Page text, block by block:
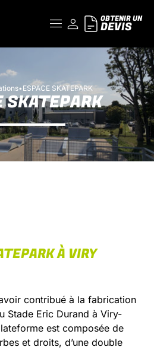
OBTENIR UN
DEVIS
• ESPACE SKATEPARK
SKATEPARK
À VIRY
contribué à la fabrication
Stade Eric Durand à Viry-
est composée de
et droits, d’une double